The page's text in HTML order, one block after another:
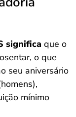
significa que o
o que
seu aniversário
mínimo